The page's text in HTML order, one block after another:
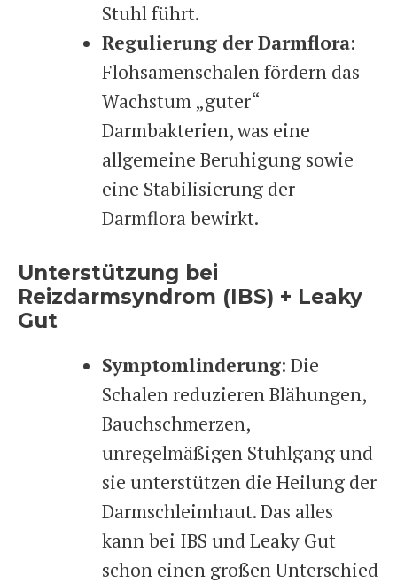
Stuhl führt.
Regulierung der Darmflora:
Flohsamenschalen fördern das
Wachstum „guter“
Darmbakterien, was eine
allgemeine Beruhigung sowie
eine Stabilisierung der
Darmflora bewirkt.
Unterstützung bei
Reizdarmsyndrom (IBS) + Leaky
Gut
Symptomlinderung: Die
Schalen reduzieren Blähungen,
Bauchschmerzen,
unregelmäßigen Stuhlgang und
sie unterstützen die Heilung der
Darmschleimhaut. Das alles
kann bei IBS und Leaky Gut
schon einen großen Unterschied